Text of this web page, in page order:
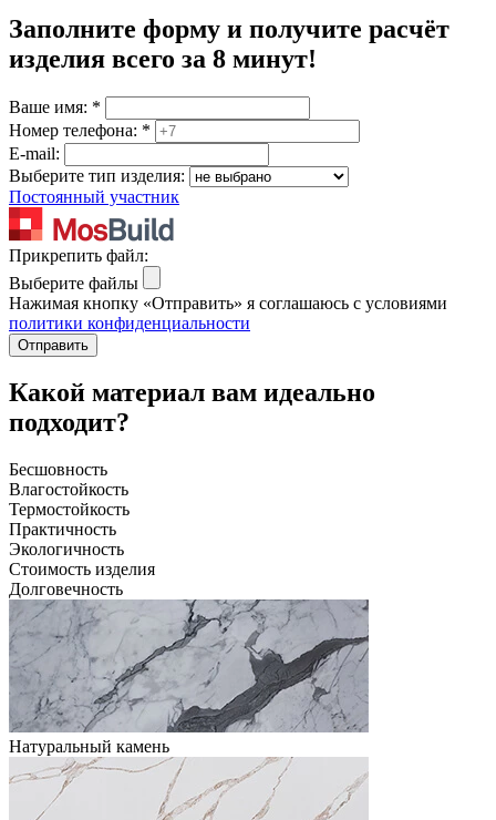
Заполните форму и получите расчёт
изделия всего за 8 минут!
Ваше имя: *
Номер телефона: *
E-mail:
Выберите тип изделия:
Постоянный участник
Прикрепить файл:
Выберите файлы
Нажимая кнопку «Отправить» я соглашаюсь с условиями
политики конфиденциальности
Отправить
Какой материал вам идеально
подходит?
Бесшовность
Влагостойкость
Термостойкость
Практичность
Экологичность
Стоимость изделия
Долговечность
Натуральный камень